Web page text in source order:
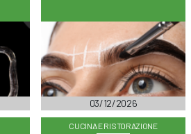
03/12/2026
CUCINA E RISTORAZIONE